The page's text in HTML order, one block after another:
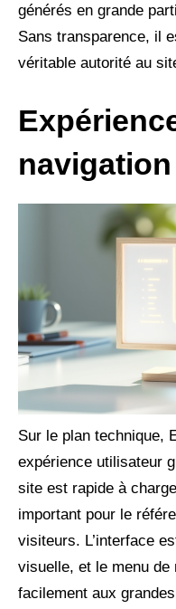
générés en grande
Sans transparence, il
véritable autorité au
navigation
Sur le plan technique,
expérience utilisateur
site est rapide à
important pour le
visiteurs. L’interface
visuelle, et le menu de
facilement aux